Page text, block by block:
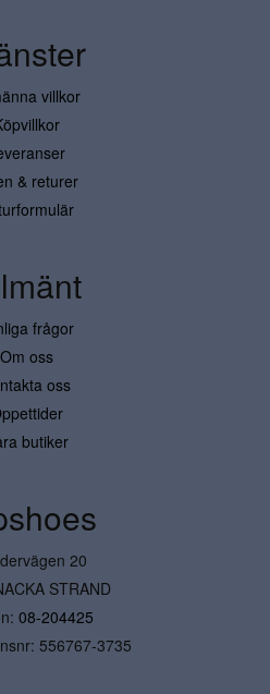
villkor
& returer
frågor
Om oss
oss
butiker
20
STRAND
08-204425
556767-3735